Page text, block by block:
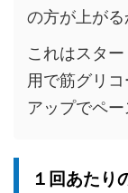
の方が上がる
これはスタ
用で筋グリ
アップでペー
１回あたり